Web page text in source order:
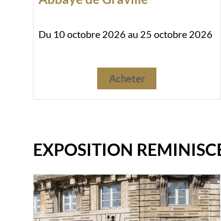
Du 10 octobre 2026 au 25 octobre 2026
Acheter
EXPOSITION